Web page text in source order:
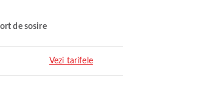
de sosire
Vezi tarifele